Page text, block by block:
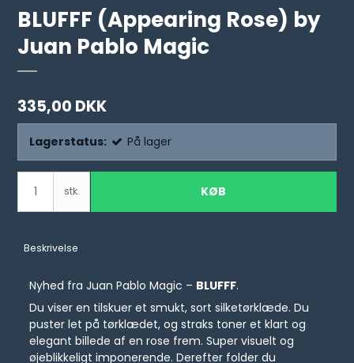
BLUFFF (Appearing Rose) by
Juan Pablo Magic
335,00 DKK
Lagerstatus: På lager
stk. KØB
Beskrivelse
Nyhed fra Juan Pablo Magic – BLUFFF.
Du viser en tilskuer et smukt, sort silketørklæde. Du
puster let på tørklædet, og straks toner et klart og
elegant billede af en rose frem. Super visuelt og
øjeblikkeligt imponerende. Derefter folder du